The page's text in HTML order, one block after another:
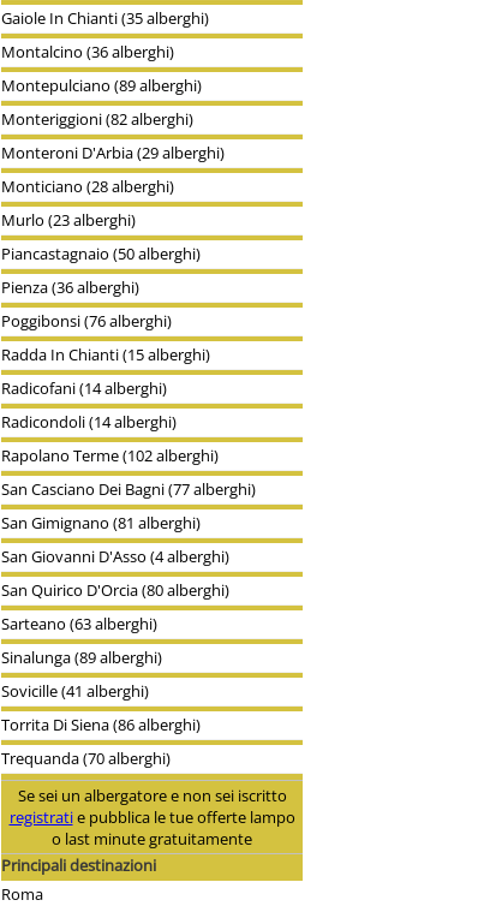
Gaiole In Chianti (35 alberghi)
Montalcino (36 alberghi)
Montepulciano (89 alberghi)
Monteriggioni (82 alberghi)
Monteroni D'Arbia (29 alberghi)
Monticiano (28 alberghi)
Murlo (23 alberghi)
Piancastagnaio (50 alberghi)
Pienza (36 alberghi)
Poggibonsi (76 alberghi)
Radda In Chianti (15 alberghi)
Radicofani (14 alberghi)
Radicondoli (14 alberghi)
Rapolano Terme (102 alberghi)
San Casciano Dei Bagni (77 alberghi)
San Gimignano (81 alberghi)
San Giovanni D'Asso (4 alberghi)
San Quirico D'Orcia (80 alberghi)
Sarteano (63 alberghi)
Sinalunga (89 alberghi)
Sovicille (41 alberghi)
Torrita Di Siena (86 alberghi)
Trequanda (70 alberghi)
Se sei un albergatore e non sei iscritto
registratie pubblica le tue offerte lampo
o last minute gratuitamente
Principali destinazioni
Roma